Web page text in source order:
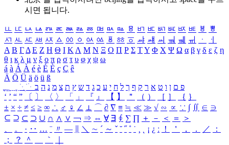
시면 됩니다.
ㅥ ㅦ ㅧ ㅨ ㅩ ㅪ ㅫ ㅬ ㅭ ㅮ ㅯ ㅰ ㅱ ㅲ ㅳ ㅴ ㅵ ㅶ ㅷ ㅸ
ㅹ
ㅺ ㅻ ㅼ ㅽ ㅾ ㅿ ㆀ ㆁ ㆂ ㆃ ㆄ ㆅ ㆆ ㆇ ㆈ ㆉ ㆊ ㆋ ㆌ ㆍ
ㆎ
Α Β ΓΔ Ε Ζ Η Θ Ι ΚΛ Μ Ν Ξ Ο Π Ρ Σ ΤΥ Φ Χ Ψ Ω α β γ δ ε ζ η
θ ι κ λ μ ν ξ ο π ρ σ τ υ φ χ ψ ω
á à Á À é è É È ç Ç ê
Ä Ö Ü ä ö ü ß
ִֶֹ ֻּ ׁׂ פ ם ן ו ט א ר ק ף ך ל ח י ע כ ג ד ש ץ ת צ מ נ ה ב
‘ ’ “ ” 〔 〕 〈 〉 「 」 『 』 【 】 ＂ （ ） ［ ］ ｛ ｝
± × ÷ ≠ ≤ ≥ ∞ ∴ ♂ ♀ ∠ ⊥ ⌒ ∂ ∇ ≡ ≒ ≪ ≫ √ ∽ ∝ ∵ ∫ ∬ ∈ ∋
⊆ ⊇ ⊂ ⊃ ∪ ∩ ∧ ∨ ￢ ⇒ ⇔ ∀ ∃ ∮ ∑ ∏ ＋ － ＜ ＝
＞
、
。 · ‥ … ¨ 〃 ― ＼ ∼ ´ ～ ˇ ˘ ˝ ˚ ˙ ¸ ¡ ¿ ː ！ ＇ ， ． ／
：
；
？ ＾ ｀